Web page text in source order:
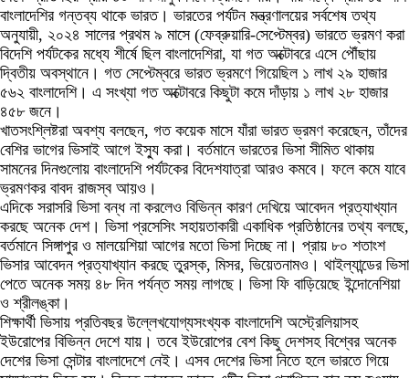
বাংলাদেশির গন্তব্য থাকে ভারত। ভারতের পর্যটন মন্ত্রণালয়ের সর্বশেষ তথ্য
অনুযায়ী, ২০২৪ সালের প্রথম ৯ মাসে (ফেব্রুয়ারি-সেপ্টেম্বর) ভারতে ভ্রমণ করা
বিদেশি পর্যটকের মধ্যে শীর্ষে ছিল বাংলাদেশিরা, যা গত অক্টোবরে এসে পৌঁছায়
দ্বিতীয় অবস্থানে। গত সেপ্টেম্বরে ভারত ভ্রমণে গিয়েছিল ১ লাখ ২৯ হাজার
৫৬২ বাংলাদেশি। এ সংখ্যা গত অক্টোবরে কিছুটা কমে দাঁড়ায় ১ লাখ ২৮ হাজার
৪৫৮ জনে।
খাতসংশ্লিষ্টরা অবশ্য বলছেন, গত কয়েক মাসে যাঁরা ভারত ভ্রমণ করেছেন, তাঁদের
বেশির ভাগের ভিসাই আগে ইস্যু করা। বর্তমানে ভারতের ভিসা সীমিত থাকায়
সামনের দিনগুলোয় বাংলাদেশি পর্যটকের বিদেশযাত্রা আরও কমবে। ফলে কমে যাবে
ভ্রমণকর বাবদ রাজস্ব আয়ও।
এদিকে সরাসরি ভিসা বন্ধ না করলেও বিভিন্ন কারণ দেখিয়ে আবেদন প্রত্যাখ্যান
করছে অনেক দেশ। ভিসা প্রসেসিং সহায়তাকারী একাধিক প্রতিষ্ঠানের তথ্য বলছে,
বর্তমানে সিঙ্গাপুর ও মালয়েশিয়া আগের মতো ভিসা দিচ্ছে না। প্রায় ৮০ শতাংশ
ভিসার আবেদন প্রত্যাখ্যান করছে তুরস্ক, মিসর, ভিয়েতনামও। থাইল্যান্ডের ভিসা
পেতে অনেক সময় ৪৮ দিন পর্যন্ত সময় লাগছে। ভিসা ফি বাড়িয়েছে ইন্দোনেশিয়া
ও শ্রীলঙ্কা।
শিক্ষার্থী ভিসায় প্রতিবছর উল্লেখযোগ্যসংখ্যক বাংলাদেশি অস্ট্রেলিয়াসহ
ইউরোপের বিভিন্ন দেশে যায়। তবে ইউরোপের বেশ কিছু দেশসহ বিশ্বের অনেক
দেশের ভিসা সেন্টার বাংলাদেশে নেই। এসব দেশের ভিসা নিতে হলে ভারতে গিয়ে